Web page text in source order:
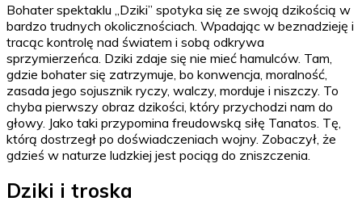
Bohater spektaklu „Dziki” spotyka się ze swoją dzikością w
bardzo trudnych okolicznościach. Wpadając w beznadzieję i
tracąc kontrolę nad światem i sobą odkrywa
sprzymierzeńca. Dziki zdaje się nie mieć hamulców. Tam,
gdzie bohater się zatrzymuje, bo konwencja, moralność,
zasada jego sojusznik ryczy, walczy, morduje i niszczy. To
chyba pierwszy obraz dzikości, który przychodzi nam do
głowy. Jako taki przypomina freudowską siłę Tanatos. Tę,
którą dostrzegł po doświadczeniach wojny. Zobaczył, że
gdzieś w naturze ludzkiej jest pociąg do zniszczenia.
Dziki i troska